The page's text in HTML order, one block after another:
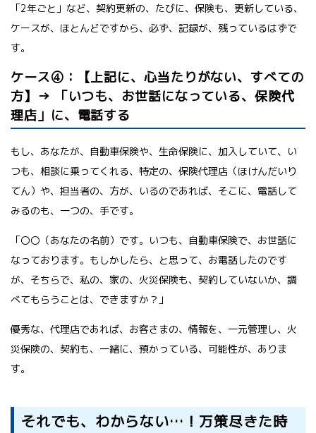
「2年ごと」など、契約更新の、たびに、保険も、更新している、
ケースが、ほとんどですから、必ず、記録が、残っているはずで
す。
ケース④：【上記に、心当たりがない、すべての
方】→ 「いつも、お世話になっている、保険代
理店」に、電話する
もし、あなたが、自動車保険や、生命保険に、加入していて、い
つも、相談に乗ってくれる、特定の、保険代理店（ほけんだいり
てん）や、担当者の、方が、いるのであれば、そこに、電話して
みるのも、一つの、手です。
「〇〇（あなたの名前）です。いつも、自動車保険で、お世話に
なっております。もしかしたら、と思って、お電話したのです
が、そちらで、私の、家の、火災保険も、契約していないか、調
べてもらうことは、できますか？」
優秀な、代理店であれば、お客さまの、情報を、一元管理し、火
災保険の、契約も、一緒に、預かっている、可能性が、ありま
す。
それでも、わからない…！万策尽きた時